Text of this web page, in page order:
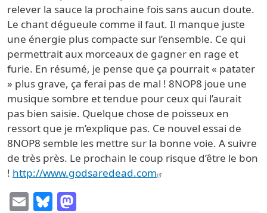
relever la sauce la prochaine fois sans aucun doute.
Le chant dégueule comme il faut. Il manque juste
une énergie plus compacte sur l’ensemble. Ce qui
permettrait aux morceaux de gagner en rage et
furie. En résumé, je pense que ça pourrait « patater
» plus grave, ça ferai pas de mal ! 8NOP8 joue une
musique sombre et tendue pour ceux qui l’aurait
pas bien saisie. Quelque chose de poisseux en
ressort que je m’explique pas. Ce nouvel essai de
8NOP8 semble les mettre sur la bonne voie. A suivre
de très près. Le prochain le coup risque d’être le bon
! http://www.godsaredead.com
EmailBluesky